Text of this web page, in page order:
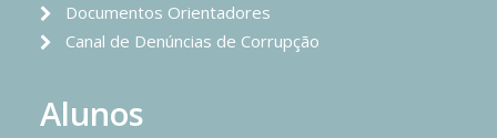
Documentos Orientadores
Canal de Denúncias de Corrupção
Alunos